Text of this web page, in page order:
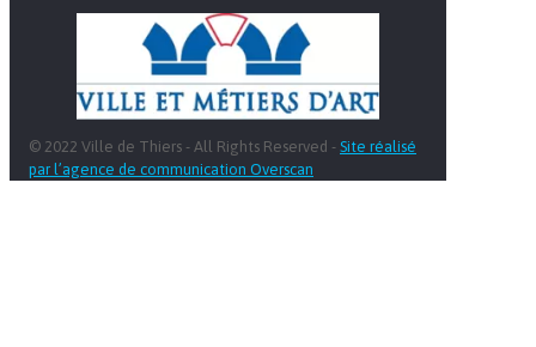
© 2022 Ville de Thiers - All Rights Reserved - Site réalisé
par l’agence de communication Overscan